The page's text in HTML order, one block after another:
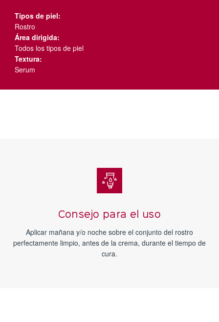
Tipos de piel:
Rostro
Área dirigida:
Todos los tipos de piel
Textura:
Serum
Consejo para el uso
Aplicar mañana y/o noche sobre el conjunto del rostro
perfectamente limpio, antes de la crema, durante el tiempo de
cura.